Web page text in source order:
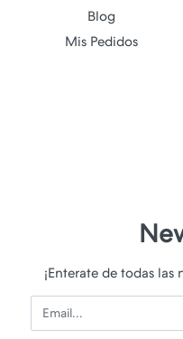
Blog
Mis Pedidos
¡Enterate de todas las
Email